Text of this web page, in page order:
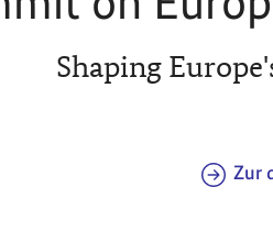
Shaping
Zur